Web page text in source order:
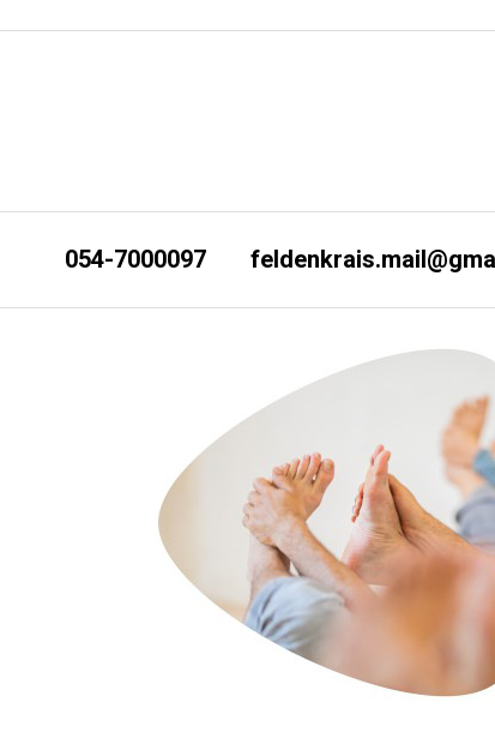
054-7000097